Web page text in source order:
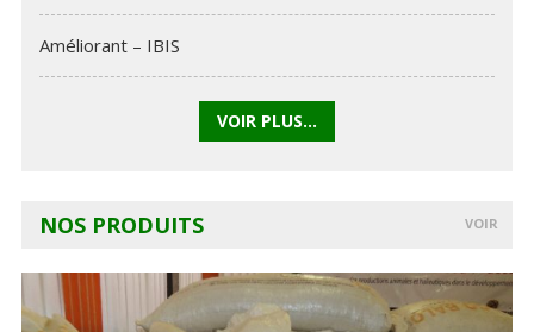
Améliorant – IBIS
VOIR PLUS...
NOS PRODUITS VOIR